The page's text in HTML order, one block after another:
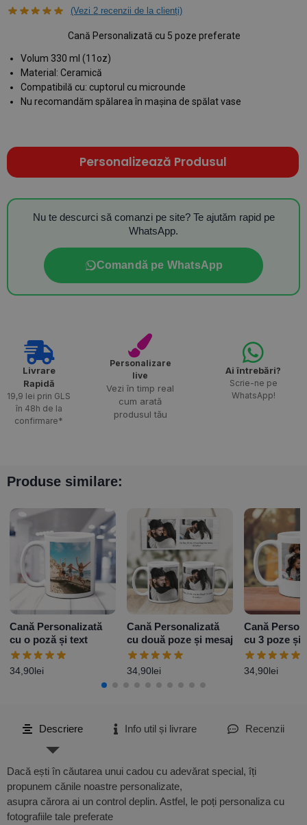
(Vezi2 recenzii de la clienți)
Cană Personalizată cu 5 poze preferate
Volum 330 ml (11oz)
Material: Ceramică
Compatibilă cu: cuptorul cu microunde
Nu recomandăm spălarea în mașina de spălat vase
Personalizează Produsul
Nu te descurci să comanzi pe site? Te ajutăm rapid pe
WhatsApp.
Comandă pe WhatsApp
Livrare
Rapidă​
19,9 lei prin GLS
în 48h de la
confirmare*
Personalizare
live
Vezi în timp real
cum arată
produsul tău
Ai întrebări?
Scrie-ne pe
WhatsApp!
Produse similare:
Cană Personalizată
cu o poză și text
34,90lei
Cană Personalizată
cu două poze și mesaj
34,90lei
Cană
cu 3 poze și
Model 2
34,90lei
Descriere Info util și livrare Recenzii
Dacă ești în căutarea unui cadou cu adevărat special, îți
propunem cănile noastre personalizate,
asupra cărora ai un control deplin. Astfel, le poți personaliza cu
fotografiile tale preferate